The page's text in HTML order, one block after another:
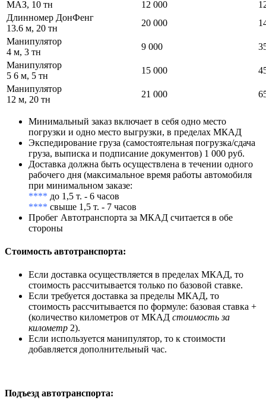
МАЗ, 10 тн 12 000
Длинномер ДонФенг
13.6 м, 20 тн
20 000
Манипулятор
4 м, 3 тн
9 000
Манипулятор
5 6 м, 5 тн
15 000
Манипулятор
12 м, 20 тн
21 000
Минимальный заказ включает в себя одно место
погрузки и одно место выгрузки, в пределах МКАД
Экспедирование груза (самостоятельная погрузка/сдача
груза, выписка и подписание документов) 1 000 руб.
Доставка должна быть осуществлена в течении одного
рабочего дня (максимальное время работы автомобиля
при минимальном заказе:
**** до 1,5 т. - 6 часов
**** свыше 1,5 т. - 7 часов
Пробег Автотранспорта за МКАД считается в обе
стороны
Стоимость автотранспорта:
Если доставка осуществляется в пределах МКАД, то
стоимость рассчитывается только по базовой ставке.
Если требуется доставка за пределы МКАД, то
стоимость рассчитывается по формуле: базовая ставка +
(количество километров от МКАД стоимость за
километр 2).
Если используется манипулятор, то к стоимости
добавляется дополнительный час.
Подъезд автотранспорта: